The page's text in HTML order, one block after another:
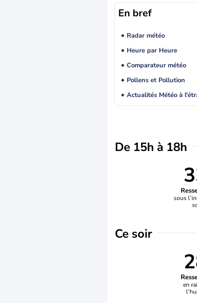
En bref
Radar météo
Heure par Heure
Comparateur météo
Pollens et Pollution
De 15h à 18h
sous
Ce soir
en